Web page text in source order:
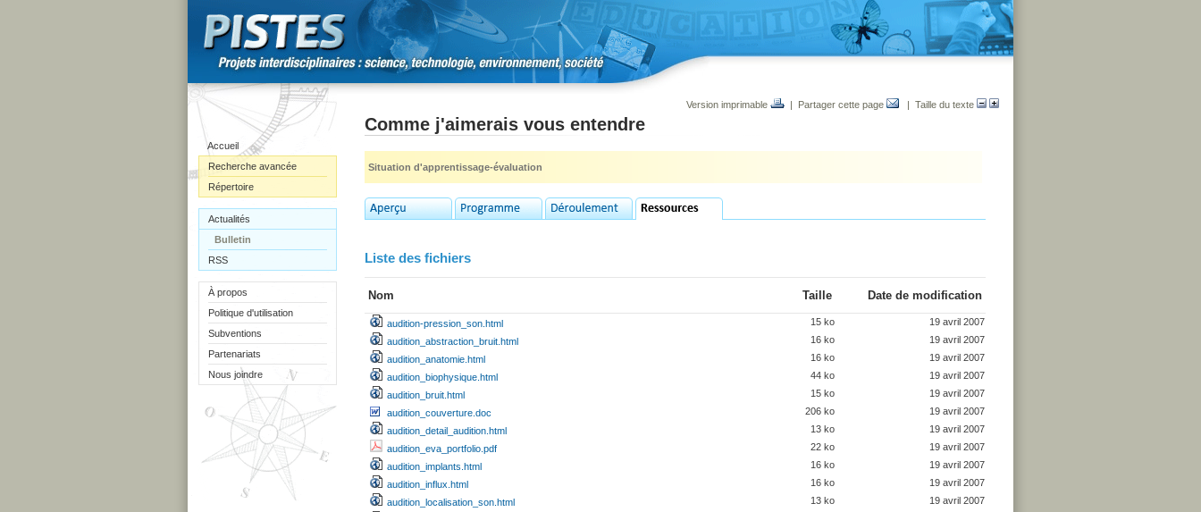
Accueil
Recherche avancée
Répertoire
Actualités
Bulletin
RSS
À propos
Politique d'utilisation
Subventions
Partenariats
Nous joindre
Version imprimable | Partager cette page | Taille du texte
Comme j'aimerais vous entendre
Situation d'apprentissage-évaluation
Liste des fichiers
Nom Taille Date de modification
audition-pression_son.html 15 ko
19 avril 2007
audition_abstraction_bruit.html
16 ko
19 avril 2007
audition_anatomie.html
16 ko
19 avril 2007
audition_biophysique.html
44 ko
19 avril 2007
audition_bruit.html
15 ko
19 avril 2007
audition_couverture.doc
206 ko
19 avril 2007
audition_detail_audition.html
13 ko
19 avril 2007
audition_eva_portfolio.pdf
22 ko
19 avril 2007
audition_implants.html
16 ko
19 avril 2007
audition_influx.html
16 ko
19 avril 2007
audition_localisation_son.html
13 ko
19 avril 2007